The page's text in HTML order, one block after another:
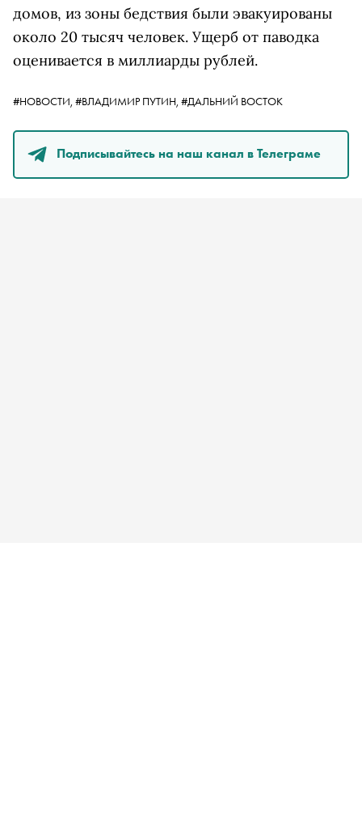
домов, из зоны бедствия были эвакуированы
около 20 тысяч человек. Ущерб от паводка
оценивается в миллиарды рублей.
#НОВОСТИ, #ВЛАДИМИР ПУТИН, #ДАЛЬНИЙ ВОСТОК
Подписывайтесь на наш канал в Телеграме